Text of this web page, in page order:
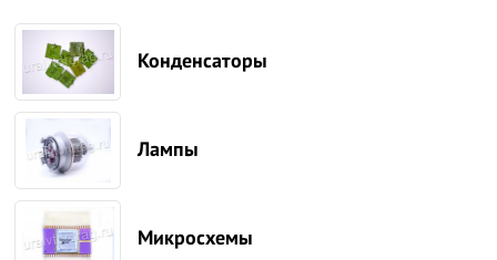
Конденсаторы
Лампы
Микросхемы